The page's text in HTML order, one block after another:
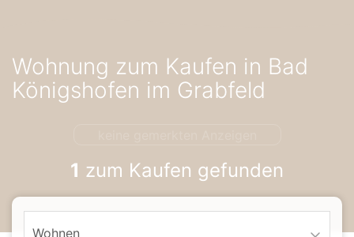
zur
Navigation
zum
Wohnung zum Kaufen in Bad
Königshofen im Grabfeld
1 zum Kaufen gefunden
Wohnen